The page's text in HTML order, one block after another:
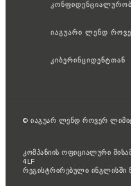
იაგუარი ლენდ
კიბერინციდენტთან
© იაგუარ ლენდ როვერ
კომპანიის ოფიციალური
4LF
რეგისტრირებული ინგლისში